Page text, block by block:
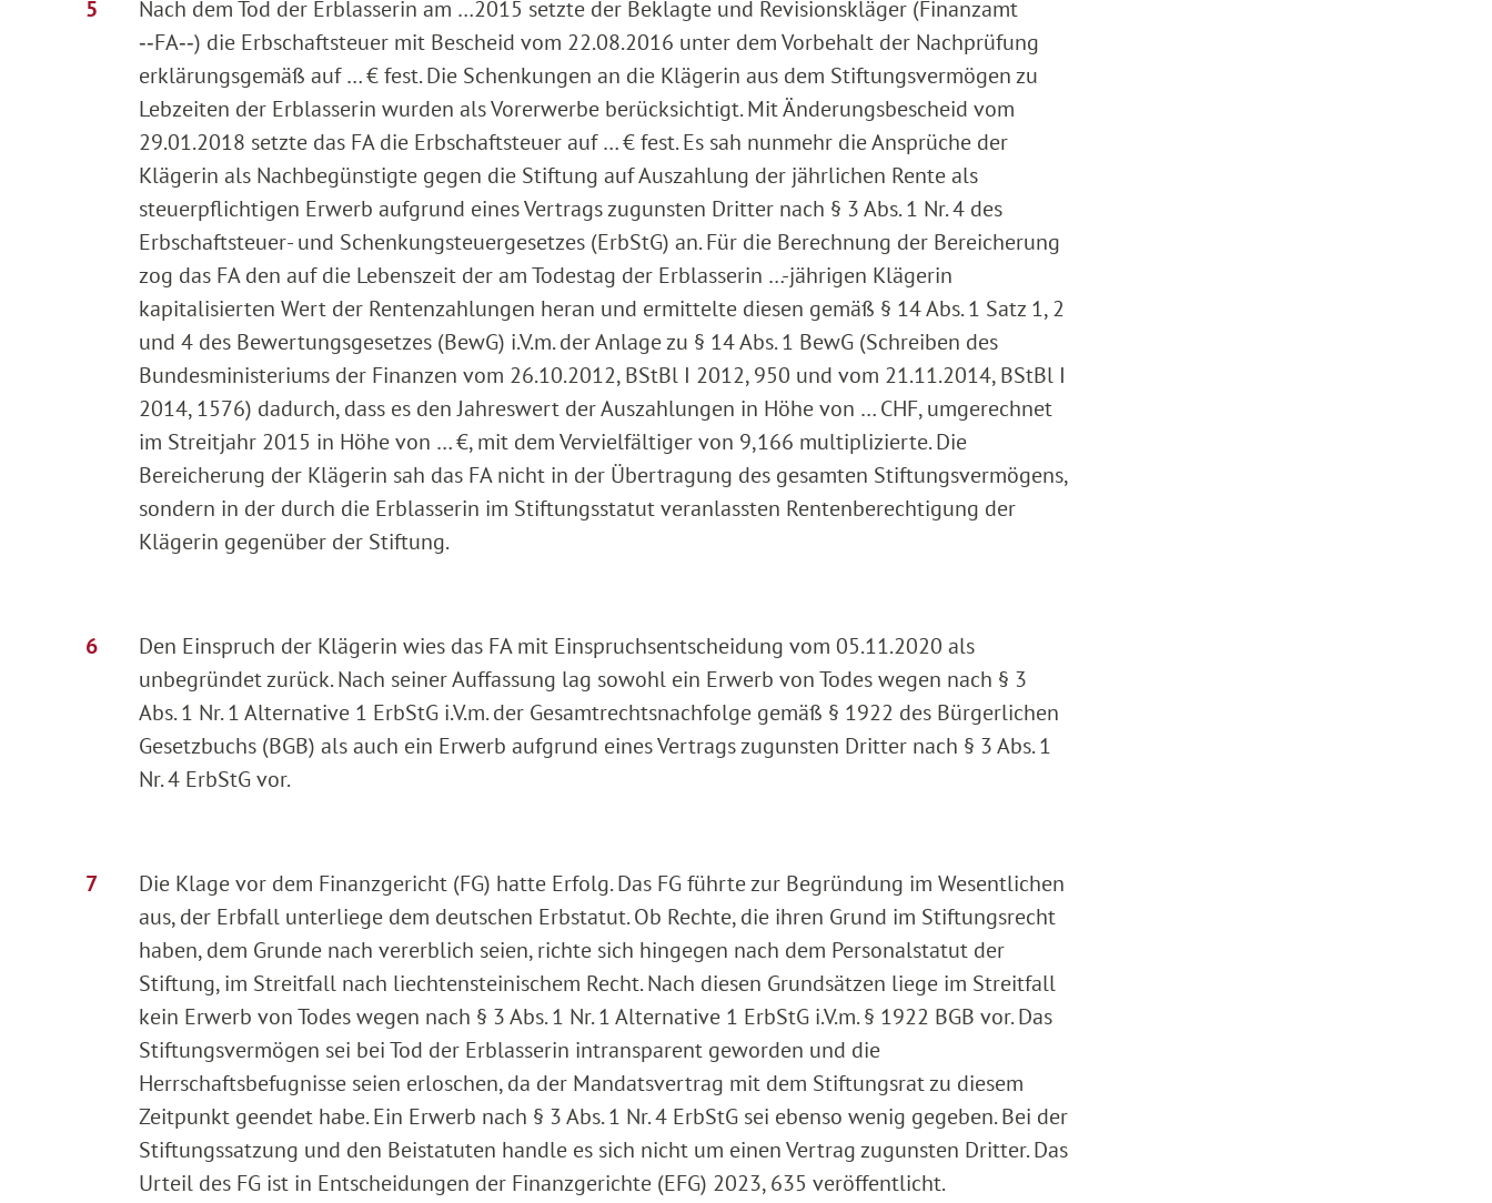
Nach dem Tod der Erblasserin am …2015 setzte der Beklagte und Revisionskläger (Finanzamt
‑‑FA‑‑) die Erbschaftsteuer mit Bescheid vom 22.08.2016 unter dem Vorbehalt der Nachprüfung
erklärungsgemäß auf … € fest. Die Schenkungen an die Klägerin aus dem Stiftungsvermögen zu
Lebzeiten der Erblasserin wurden als Vorerwerbe berücksichtigt. Mit Änderungsbescheid vom
29.01.2018 setzte das FA die Erbschaftsteuer auf … € fest. Es sah nunmehr die Ansprüche der
Klägerin als Nachbegünstigte gegen die Stiftung auf Auszahlung der jährlichen Rente als
steuerpflichtigen Erwerb aufgrund eines Vertrags zugunsten Dritter nach § 3 Abs. 1 Nr. 4 des
Erbschaftsteuer- und Schenkungsteuergesetzes (ErbStG) an. Für die Berechnung der Bereicherung
zog das FA den auf die Lebenszeit der am Todestag der Erblasserin …-jährigen Klägerin
kapitalisierten Wert der Rentenzahlungen heran und ermittelte diesen gemäß § 14 Abs. 1 Satz 1, 2
und 4 des Bewertungsgesetzes (BewG) i.V.m. der Anlage zu § 14 Abs. 1 BewG (Schreiben des
Bundesministeriums der Finanzen vom 26.10.2012, BStBl I 2012, 950 und vom 21.11.2014, BStBl I
2014, 1576) dadurch, dass es den Jahreswert der Auszahlungen in Höhe von … CHF, umgerechnet
im Streitjahr 2015 in Höhe von … €, mit dem Vervielfältiger von 9,166 multiplizierte. Die
Bereicherung der Klägerin sah das FA nicht in der Übertragung des gesamten Stiftungsvermögens,
sondern in der durch die Erblasserin im Stiftungsstatut veranlassten Rentenberechtigung der
Klägerin gegenüber der Stiftung.
Den Einspruch der Klägerin wies das FA mit Einspruchsentscheidung vom 05.11.2020 als
unbegründet zurück. Nach seiner Auffassung lag sowohl ein Erwerb von Todes wegen nach § 3
Abs. 1 Nr. 1 Alternative 1 ErbStG i.V.m. der Gesamtrechtsnachfolge gemäß § 1922 des Bürgerlichen
Gesetzbuchs (BGB) als auch ein Erwerb aufgrund eines Vertrags zugunsten Dritter nach § 3 Abs. 1
Nr. 4 ErbStG vor.
Die Klage vor dem Finanzgericht (FG) hatte Erfolg. Das FG führte zur Begründung im Wesentlichen
aus, der Erbfall unterliege dem deutschen Erbstatut. Ob Rechte, die ihren Grund im Stiftungsrecht
haben, dem Grunde nach vererblich seien, richte sich hingegen nach dem Personalstatut der
Stiftung, im Streitfall nach liechtensteinischem Recht. Nach diesen Grundsätzen liege im Streitfall
kein Erwerb von Todes wegen nach § 3 Abs. 1 Nr. 1 Alternative 1 ErbStG i.V.m. § 1922 BGB vor. Das
Stiftungsvermögen sei bei Tod der Erblasserin intransparent geworden und die
Herrschaftsbefugnisse seien erloschen, da der Mandatsvertrag mit dem Stiftungsrat zu diesem
Zeitpunkt geendet habe. Ein Erwerb nach § 3 Abs. 1 Nr. 4 ErbStG sei ebenso wenig gegeben. Bei der
Stiftungssatzung und den Beistatuten handle es sich nicht um einen Vertrag zugunsten Dritter. Das
Urteil des FG ist in Entscheidungen der Finanzgerichte (EFG) 2023, 635 veröffentlicht.